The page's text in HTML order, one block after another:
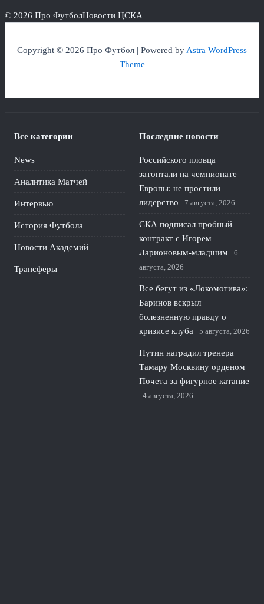
© 2026 Про ФутболНовости ЦСКА
Copyright © 2026 Про Футбол | Powered byAstra WordPress
Theme
Все категории
News
Аналитика Матчей
Интервью
История Футбола
Новости Академий
Трансферы
Последние новости
Российского пловца
затоптали на чемпионате
Европы: не простили
лидерство
7 августа, 2026
СКА подписал пробный
контракт с Игорем
Ларионовым‑младшим
6
августа, 2026
Все бегут из «Локомотива»:
Баринов вскрыл
болезненную правду о
кризисе клуба
5 августа, 2026
Путин наградил тренера
Тамару Москвину орденом
Почета за фигурное катание
4 августа, 2026